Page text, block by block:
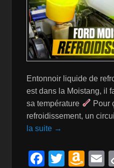
Entonnoir liquide de
est dans la Moistang, il
sa température
Pour
refroidissement, un
la suite →
F
T
A